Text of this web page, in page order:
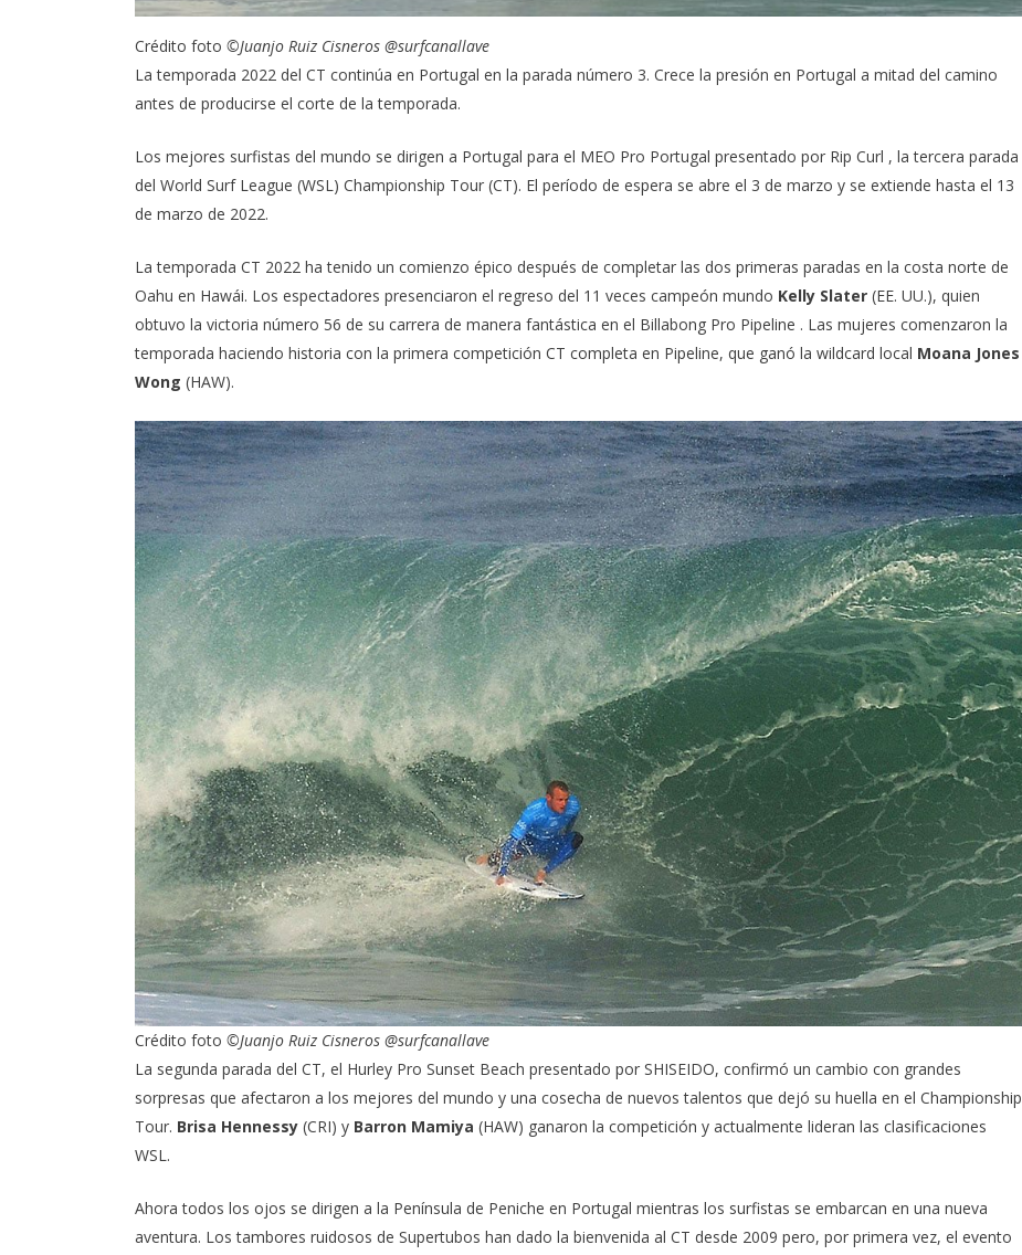
Crédito foto ©Juanjo Ruiz Cisneros @surfcanallave
La temporada 2022 del CT continúa en Portugal en la parada número 3. Crece la presión en Portugal a mitad del camino
antes de producirse el corte de la temporada.
Los mejores surfistas del mundo se dirigen a Portugal para el MEO Pro Portugal presentado por Rip Curl , la tercera parada
del World Surf League (WSL) Championship Tour (CT). El período de espera se abre el 3 de marzo y se extiende hasta el 13
de marzo de 2022.
La temporada CT 2022 ha tenido un comienzo épico después de completar las dos primeras paradas en la costa norte de
Oahu en Hawái. Los espectadores presenciaron el regreso del 11 veces campeón mundo Kelly Slater (EE. UU.), quien
obtuvo la victoria número 56 de su carrera de manera fantástica en el Billabong Pro Pipeline . Las mujeres comenzaron la
temporada haciendo historia con la primera competición CT completa en Pipeline, que ganó la wildcard local Moana Jones
Wong (HAW).
Crédito foto ©Juanjo Ruiz Cisneros @surfcanallave
La segunda parada del CT, el Hurley Pro Sunset Beach presentado por SHISEIDO, confirmó un cambio con grandes
sorpresas que afectaron a los mejores del mundo y una cosecha de nuevos talentos que dejó su huella en el Championship
Tour. Brisa Hennessy (CRI) y Barron Mamiya (HAW) ganaron la competición y actualmente lideran las clasificaciones
WSL.
Ahora todos los ojos se dirigen a la Península de Peniche en Portugal mientras los surfistas se embarcan en una nueva
aventura. Los tambores ruidosos de Supertubos han dado la bienvenida al CT desde 2009 pero, por primera vez, el evento